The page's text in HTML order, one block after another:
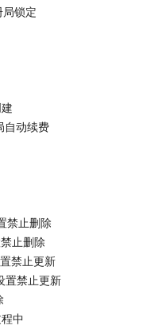
局锁定
建
自动续费
禁止删除
止删除
置禁止更新
置禁止更新
中